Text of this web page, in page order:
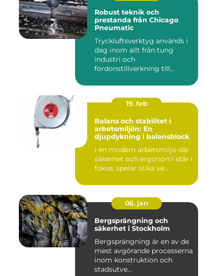
Robust teknik och
prestanda från Chicago
Pneumatic
Tryckluftsverktyg används i
dag inom allt från tung
industri och
fordonstillverkning till...
19. feb
Balans och stabilitet i
arbetsmiljön: En
djupdykning i balansblock
I en modern arbetsmiljö där
säkerhet och ergonomi står i
fokus, spelar olika ve...
06. jan
Bergsprängning och
säkerhet i Stockholm
Bergsprängning är en av de
mest avgörande processerna
inom konstruktion och
stadsutve...